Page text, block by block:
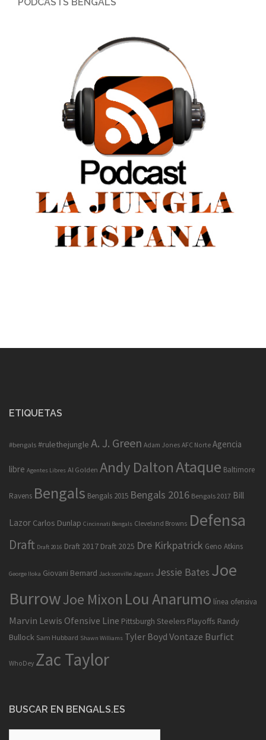
ETIQUETAS
#bengals #rulethejungle A. J. Green Adam Jones AFC Norte Agencia
libre Agentes Libres Al Golden Andy DaltonAtaque Baltimore
Ravens Bengals Bengals 2015 Bengals 2016 Bengals 2017 Bill
Lazor Carlos Dunlap Cincinnati Bengals Cleveland Browns Defensa
Draft Draft 2016 Draft 2017 Draft 2025 Dre Kirkpatrick Geno Atkins
George Iloka Giovani Bernard Jacksonville Jaguars Jessie Bates Joe
BurrowJoe Mixon Lou Anarumo línea ofensiva
Marvin Lewis Ofensive Line Pittsburgh Steelers Playoffs Randy
Bullock Sam Hubbard Shawn Williams Tyler Boyd Vontaze Burfict
WhoDey Zac Taylor
BUSCAR EN BENGALS.ES